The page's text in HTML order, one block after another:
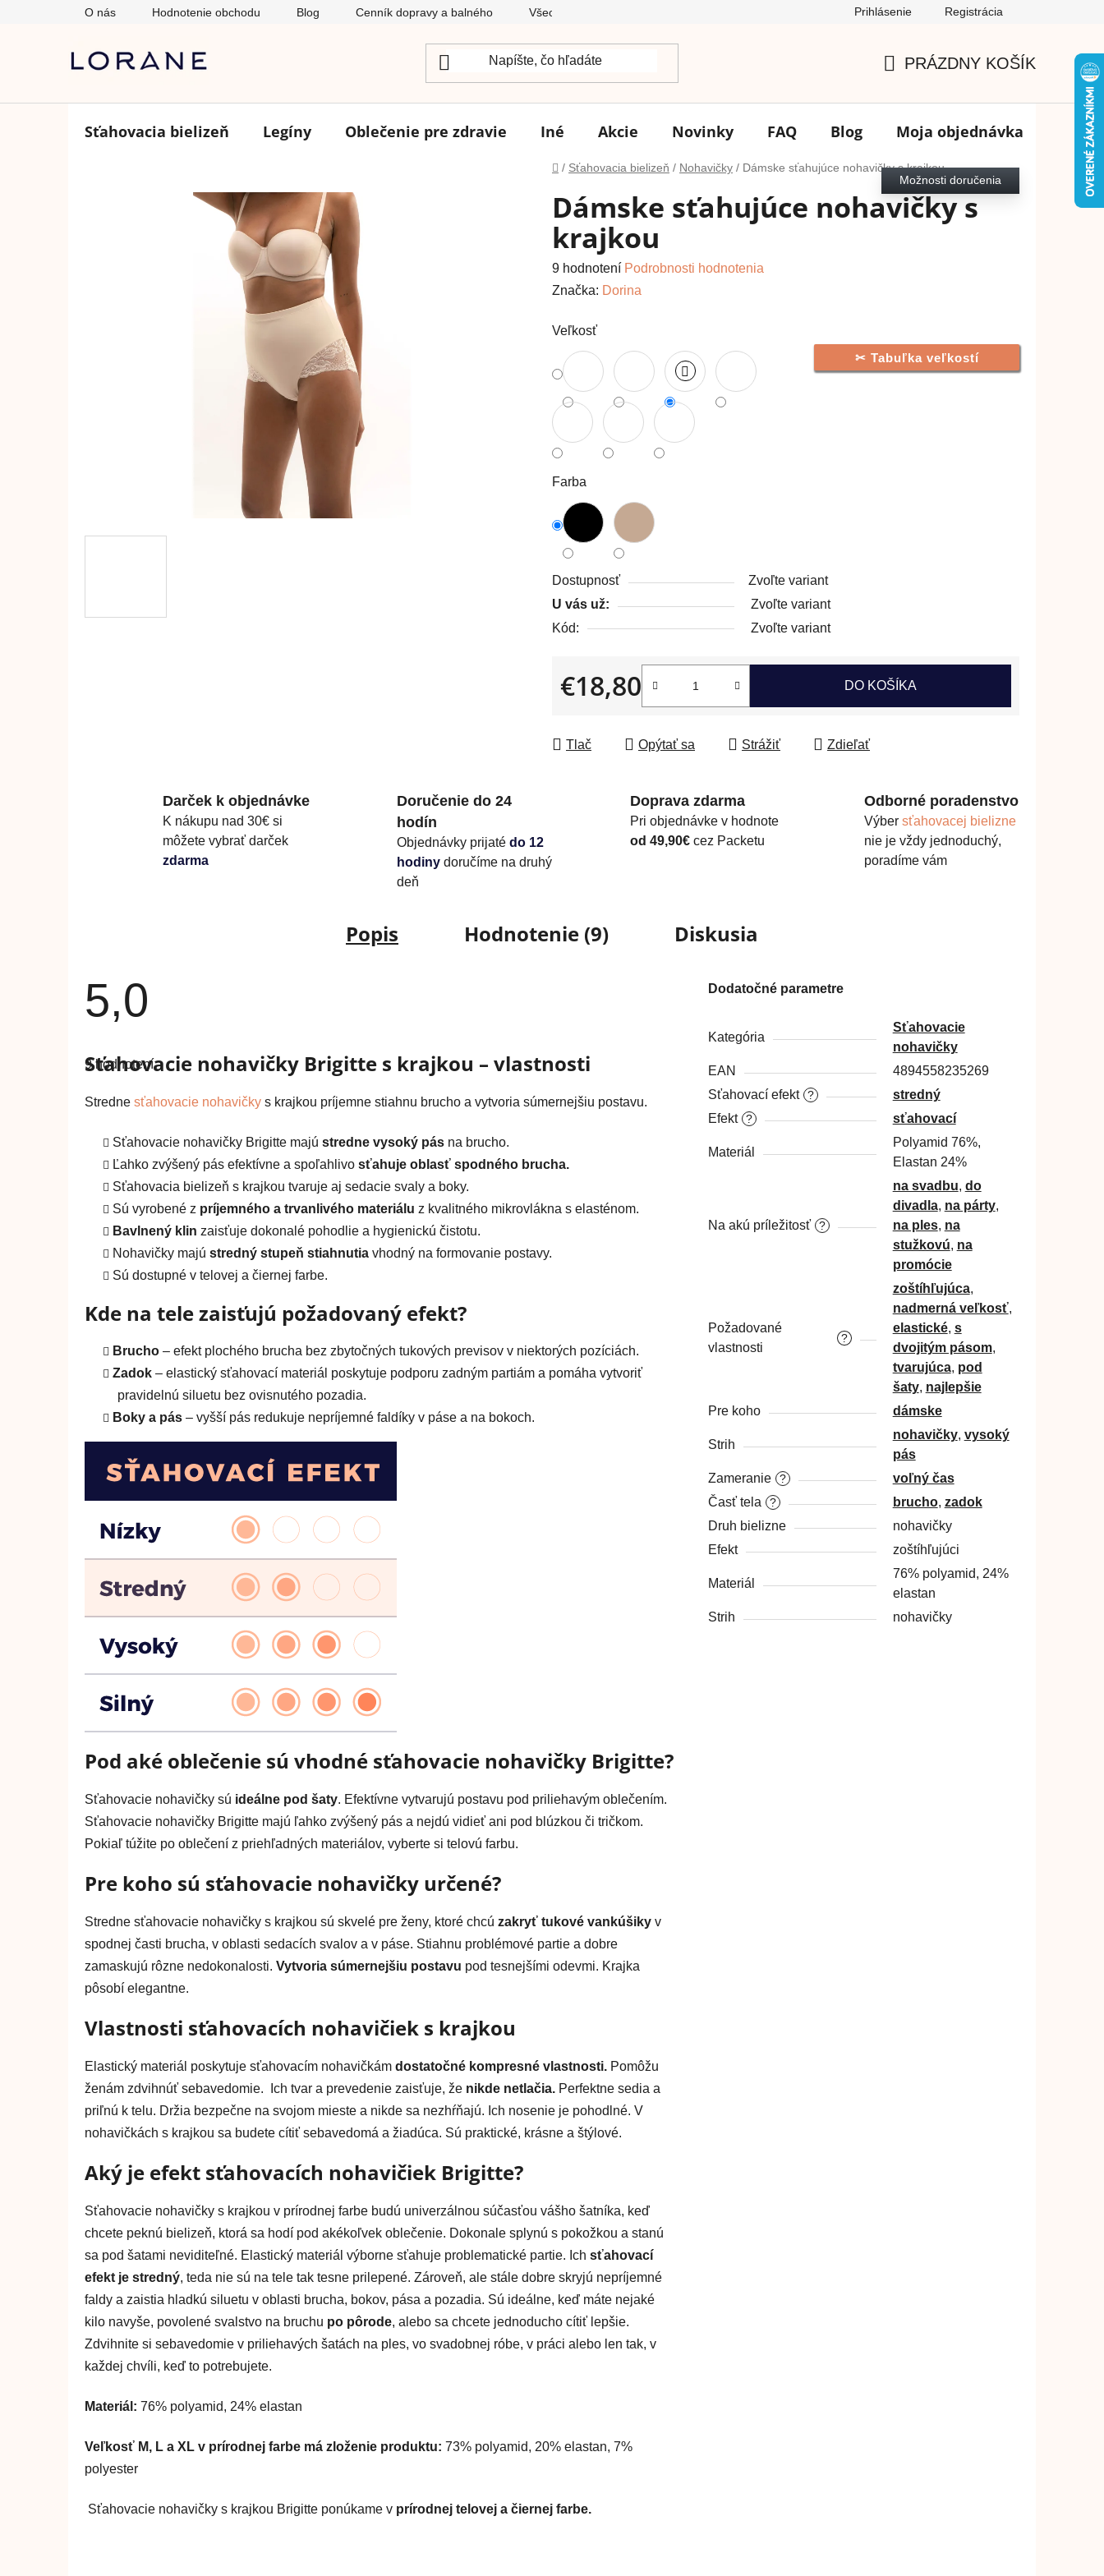
O nás Hodnotenie obchodu Blog Cenník dopravy a balného Všeobecné obchodné podmienky Podmienky ochrany osobných údajov FAQ
Prihlásenie Registrácia
KOŠÍK
PRÁZDNY KOŠÍK
Sťahovacia bielizeň Legíny Oblečenie pre zdravie Iné Akcie Novinky FAQ Blog Moja objednávka
Domov
/ Sťahovacia bielizeň / Nohavičky / Dámske sťahujúce nohavičky s krajkou
Dámske sťahujúce nohavičky s
krajkou
Priemerné
hodnotenie
je
5,0
z
hviezdičiek.
9 hodnotení Podrobnosti hodnotenia
Značka: Dorina
Tabuľka veľkostí
Veľkosť
Farba
Dostupnosť
Zvoľte variant
U vás už:
Zvoľte variant
Možnosti doručenia
Kód: Zvoľte variant
€18,80
Jednotková cena:
DO KOŠÍKA
Tlač Opýtať sa Strážiť Zdieľať
Darček k objednávke
K nákupu nad 30€ si
môžete vybrať darček
zdarma
Doručenie do 24
hodín
Objednávky prijaté do 12
hodiny doručíme na druhý
deň
Doprava zdarma
Pri objednávke v hodnote
od 49,90€ cez Packetu
Odborné poradenstvo
Výber sťahovacej bielizne
nie je vždy jednoduchý,
poradíme vám
Popis Hodnotenie (9) Diskusia
5,0
hodnotenie
produktu
z
9 hodnotení
Sťahovacie nohavičky Brigitte s krajkou – vlastnosti
Stredne sťahovacie nohavičky s krajkou príjemne stiahnu brucho a vytvoria súmernejšiu postavu.
Sťahovacie nohavičky Brigitte majú stredne vysoký pás na brucho.
Ľahko zvýšený pás efektívne a spoľahlivo sťahuje oblasť spodného brucha.
Sťahovacia bielizeň s krajkou tvaruje aj sedacie svaly a boky.
Sú vyrobené z príjemného a trvanlivého materiálu z kvalitného mikrovlákna s elasténom.
Bavlnený klin zaisťuje dokonalé pohodlie a hygienickú čistotu.
Nohavičky majú stredný stupeň stiahnutia vhodný na formovanie postavy.
Sú dostupné v telovej a čiernej farbe.
Kde na tele zaisťujú požadovaný efekt?
Brucho – efekt plochého brucha bez zbytočných tukových previsov v niektorých pozíciách.
Zadok – elastický sťahovací materiál poskytuje podporu zadným partiám a pomáha vytvoriť
pravidelnú siluetu bez ovisnutého pozadia.
Boky a pás – vyšší pás redukuje nepríjemné faldíky v páse a na bokoch.
Pod aké oblečenie sú vhodné sťahovacie nohavičky Brigitte?
Sťahovacie nohavičky sú ideálne pod šaty. Efektívne vytvarujú postavu pod priliehavým oblečením.
Sťahovacie nohavičky Brigitte majú ľahko zvýšený pás a nejdú vidieť ani pod blúzkou či tričkom.
Pokiaľ túžite po oblečení z priehľadných materiálov, vyberte si telovú farbu.
Pre koho sú sťahovacie nohavičky určené?
Stredne sťahovacie nohavičky s krajkou sú skvelé pre ženy, ktoré chcú zakryť tukové vankúšiky v
spodnej časti brucha, v oblasti sedacích svalov a v páse. Stiahnu problémové partie a dobre
zamaskujú rôzne nedokonalosti. Vytvoria súmernejšiu postavu pod tesnejšími odevmi. Krajka
pôsobí elegantne.
Vlastnosti sťahovacích nohavičiek s krajkou
Elastický materiál poskytuje sťahovacím nohavičkám dostatočné kompresné vlastnosti. Pomôžu
ženám zdvihnúť sebavedomie. Ich tvar a prevedenie zaisťuje, že nikde netlačia. Perfektne sedia a
priľnú k telu. Držia bezpečne na svojom mieste a nikde sa nezhŕňajú. Ich nosenie je pohodlné. V
nohavičkách s krajkou sa budete cítiť sebavedomá a žiadúca. Sú praktické, krásne a štýlové.
Aký je efekt sťahovacích nohavičiek Brigitte?
Sťahovacie nohavičky s krajkou v prírodnej farbe budú univerzálnou súčasťou vášho šatníka, keď
chcete peknú bielizeň, ktorá sa hodí pod akékoľvek oblečenie. Dokonale splynú s pokožkou a stanú
sa pod šatami neviditeľné. Elastický materiál výborne sťahuje problematické partie. Ich sťahovací
efekt je stredný, teda nie sú na tele tak tesne prilepené. Zároveň, ale stále dobre skryjú nepríjemné
faldy a zaistia hladkú siluetu v oblasti brucha, bokov, pása a pozadia. Sú ideálne, keď máte nejaké
kilo navyše, povolené svalstvo na bruchu po pôrode, alebo sa chcete jednoducho cítiť lepšie.
Zdvihnite si sebavedomie v priliehavých šatách na ples, vo svadobnej róbe, v práci alebo len tak, v
každej chvíli, keď to potrebujete.
Materiál: 76% polyamid, 24% elastan
Veľkosť M, L a XL v prírodnej farbe má zloženie produktu: 73% polyamid, 20% elastan, 7%
polyester
Sťahovacie nohavičky s krajkou Brigitte ponúkame v prírodnej telovej a čiernej farbe.
Dodatočné parametre
Kategória
Sťahovacie
nohavičky
EAN
4894558235269
?
Sťahovací efekt stredný
?
Efekt sťahovací
Materiál
Polyamid 76%,
Elastan 24%
?
Na akú príležitosť
na svadbu, do
divadla, na párty,
na ples, na
stužkovú, na
promócie
?
Požadované
vlastnosti
zoštíhľujúca,
nadmerná veľkosť,
elastické, s
dvojitým pásom,
tvarujúca, pod
šaty, najlepšie
Pre koho
dámske
Strih
nohavičky, vysoký
pás
?
Zameranie voľný čas
?
Časť tela brucho, zadok
Druh bielizne
nohavičky
Efekt
zoštíhľujúci
Materiál
76% polyamid, 24%
elastan
Strih
nohavičky